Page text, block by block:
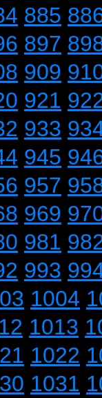
885
897
909
921
933
945
957
969
981
993
1004
1013
1022
1031